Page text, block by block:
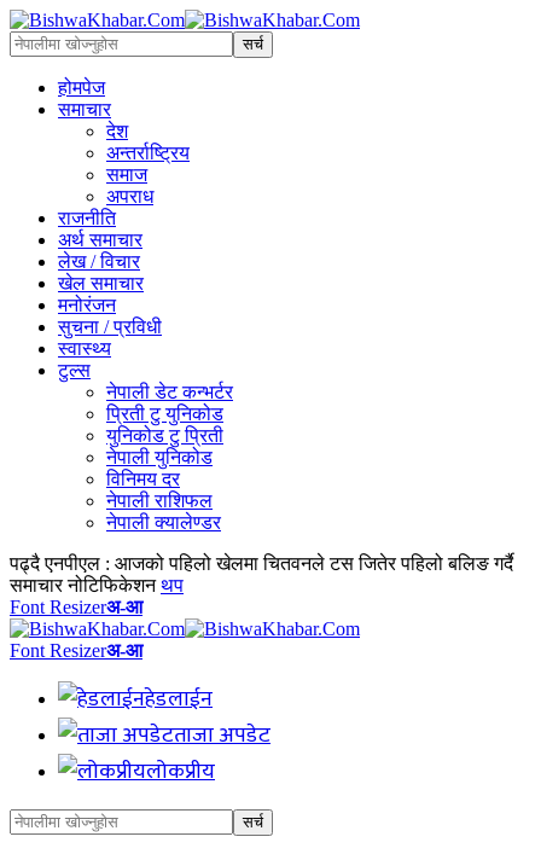
होमपेज
समाचार
देश
अन्तर्राष्ट्रिय
समाज
अपराध
राजनीति
अर्थ समाचार
लेख / विचार
खेल समाचार
मनोरंजन
सुचना / प्रविधी
स्वास्थ्य
टुल्स
नेपाली डेट कन्भर्टर
प्रिती टु युनिकोड
युनिकोड टु प्रिती
नेपाली युनिकोड
विनिमय दर
नेपाली राशिफल
नेपाली क्यालेण्डर
पढ्दै एनपीएल : आजको पहिलो खेलमा चितवनले टस जितेर पहिलो बलिङ गर्दै
समाचार नोटिफिकेशन थप
Font Resizerअ-आ
Font Resizerअ-आ
हेडलाईन
ताजा अपडेट
लोकप्रीय